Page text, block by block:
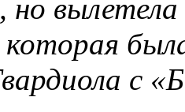
вылетела
которая
с